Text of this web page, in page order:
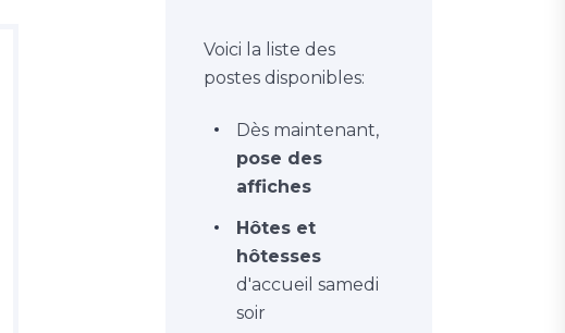
Voici la liste des
postes disponibles:
Dès maintenant,
pose des
affiches
Hôtes et
hôtesses
d'accueil samedi
soir